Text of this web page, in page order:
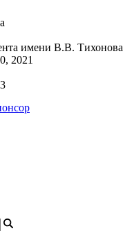
имени В.В. Тихонова
2021